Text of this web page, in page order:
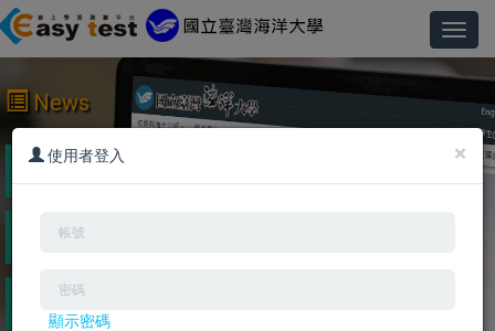
News
2023/7/25 英語線上學習系統「Easytest系統」暫停
使用公告(1120727)
2023/6/14 英語線上學習系統「Easytest系統」暫停
2023/6/9 英語線上學習系統「Easytest系統」暫停使
用公告(1120614)
×
使用者登入
顯示密碼